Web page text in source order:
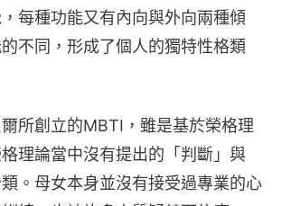
每種功能又有內向與外向兩種傾
不同，形成了個人的獨特性格類
所創立的MBTI，雖是基於榮格理
理論當中沒有提出的「判斷」與
類。母女本身並沒有接受過專業的心